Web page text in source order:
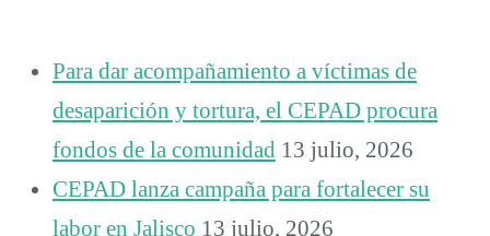
Para dar acompañamiento a víctimas de
desaparición y tortura, el CEPAD procura
fondos de la comunidad 13 julio, 2026
CEPAD lanza campaña para fortalecer su
labor en Jalisco 13 julio, 2026